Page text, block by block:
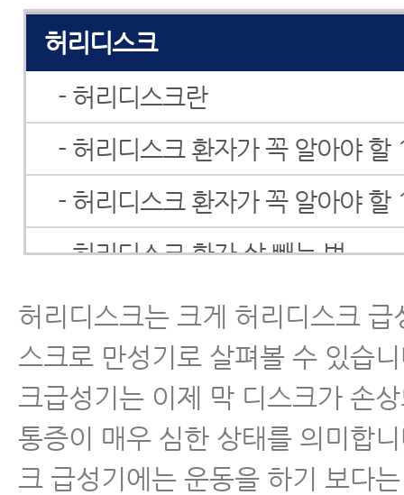
허리디스크
- 허리디스크란
- 허리디스크 환자가 꼭 알아야 할
- 허리디스크 환자가 꼭 알아야 할
- 허리디스크 환자 살 빼는 법
- 허리디스크 증상
- 허리디스크자가진단(SLR테스트)
- 허리디스크 검사
- 허리디스크 통증, 하지방사통
허리디스크는 크게 허리디스크 급
스크로 만성기로 살펴볼 수 있습
크급성기는 이제 막 디스크가 손
통증이 매우 심한 상태를 의미합
크 급성기에는 운동을 하기 보다